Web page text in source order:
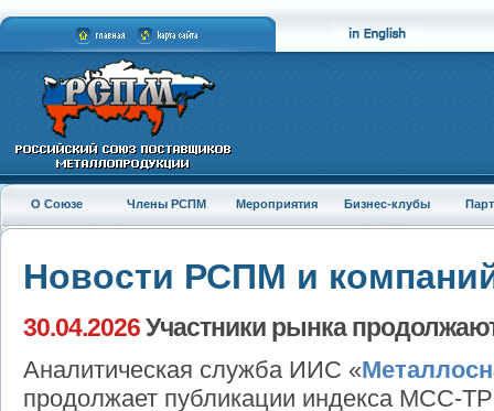
О Союзе Члены РСПМ Мероприятия Бизнес-клубы
Новости РСПМ и
30.04.2026Участники рынка
Аналитическая служба ИИС «
продолжает публикации индекса МСС-